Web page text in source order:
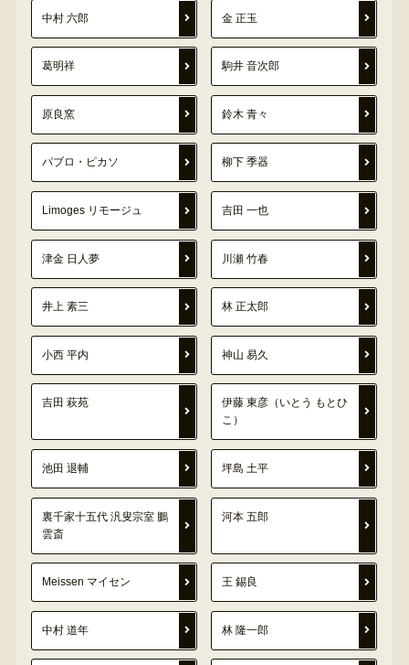
中村 六郎 金 正玉
葛明祥 駒井 音次郎
原良窯 鈴木 青々
パブロ・ピカソ 柳下 季器
Limoges リモージュ 吉田 一也
津金 日人夢 川瀬 竹春
井上 素三 林 正太郎
小西 平内 神山 易久
吉田 萩苑
伊藤 東彦（いとう もとひ
こ）
池田 退輔 坪島 土平
裏千家十五代 汎叟宗室 鵬
雲斎
河本 五郎
Meissen マイセン 王 錫良
中村 道年 林 隆一郎